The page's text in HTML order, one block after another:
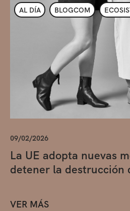
AL DÍA BLOGCOM
09/02/2026
La UE adopta nuevas
detener la destrucción
VER MÁS